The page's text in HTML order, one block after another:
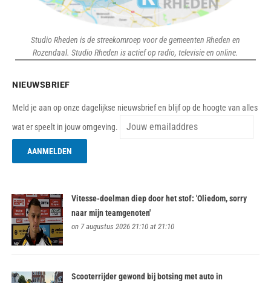
Studio Rheden is de streekomroep voor de gemeenten Rheden en
Rozendaal. Studio Rheden is actief op radio, televisie en online.
NIEUWSBRIEF
Meld je aan op onze dagelijkse nieuwsbrief en blijf op de hoogte van alles
wat er speelt in jouw omgeving.
Vitesse-doelman diep door het stof: 'Oliedom, sorry
naar mijn teamgenoten'
on 7 augustus 2026 21:10 at 21:10
Scooterrijder gewond bij botsing met auto in